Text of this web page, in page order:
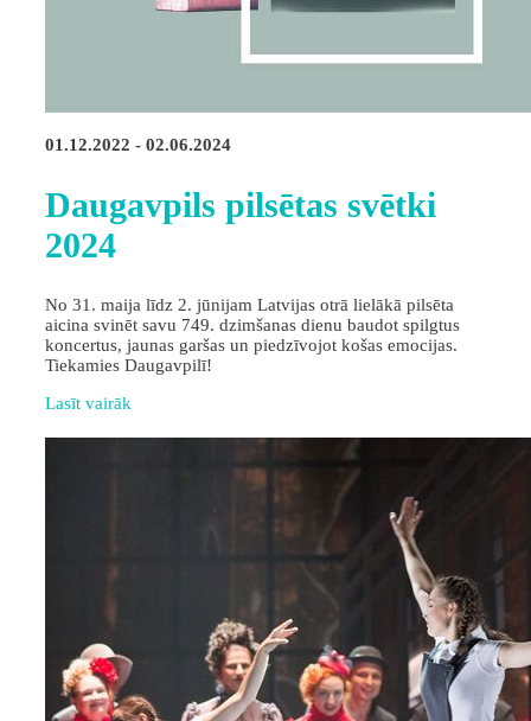
01.12.2022 - 02.06.2024
Daugavpils pilsētas svētki
2024
No 31. maija līdz 2. jūnijam Latvijas otrā lielākā pilsēta
aicina svinēt savu 749. dzimšanas dienu baudot spilgtus
koncertus, jaunas garšas un piedzīvojot košas emocijas.
Tiekamies Daugavpilī!
Lasīt vairāk